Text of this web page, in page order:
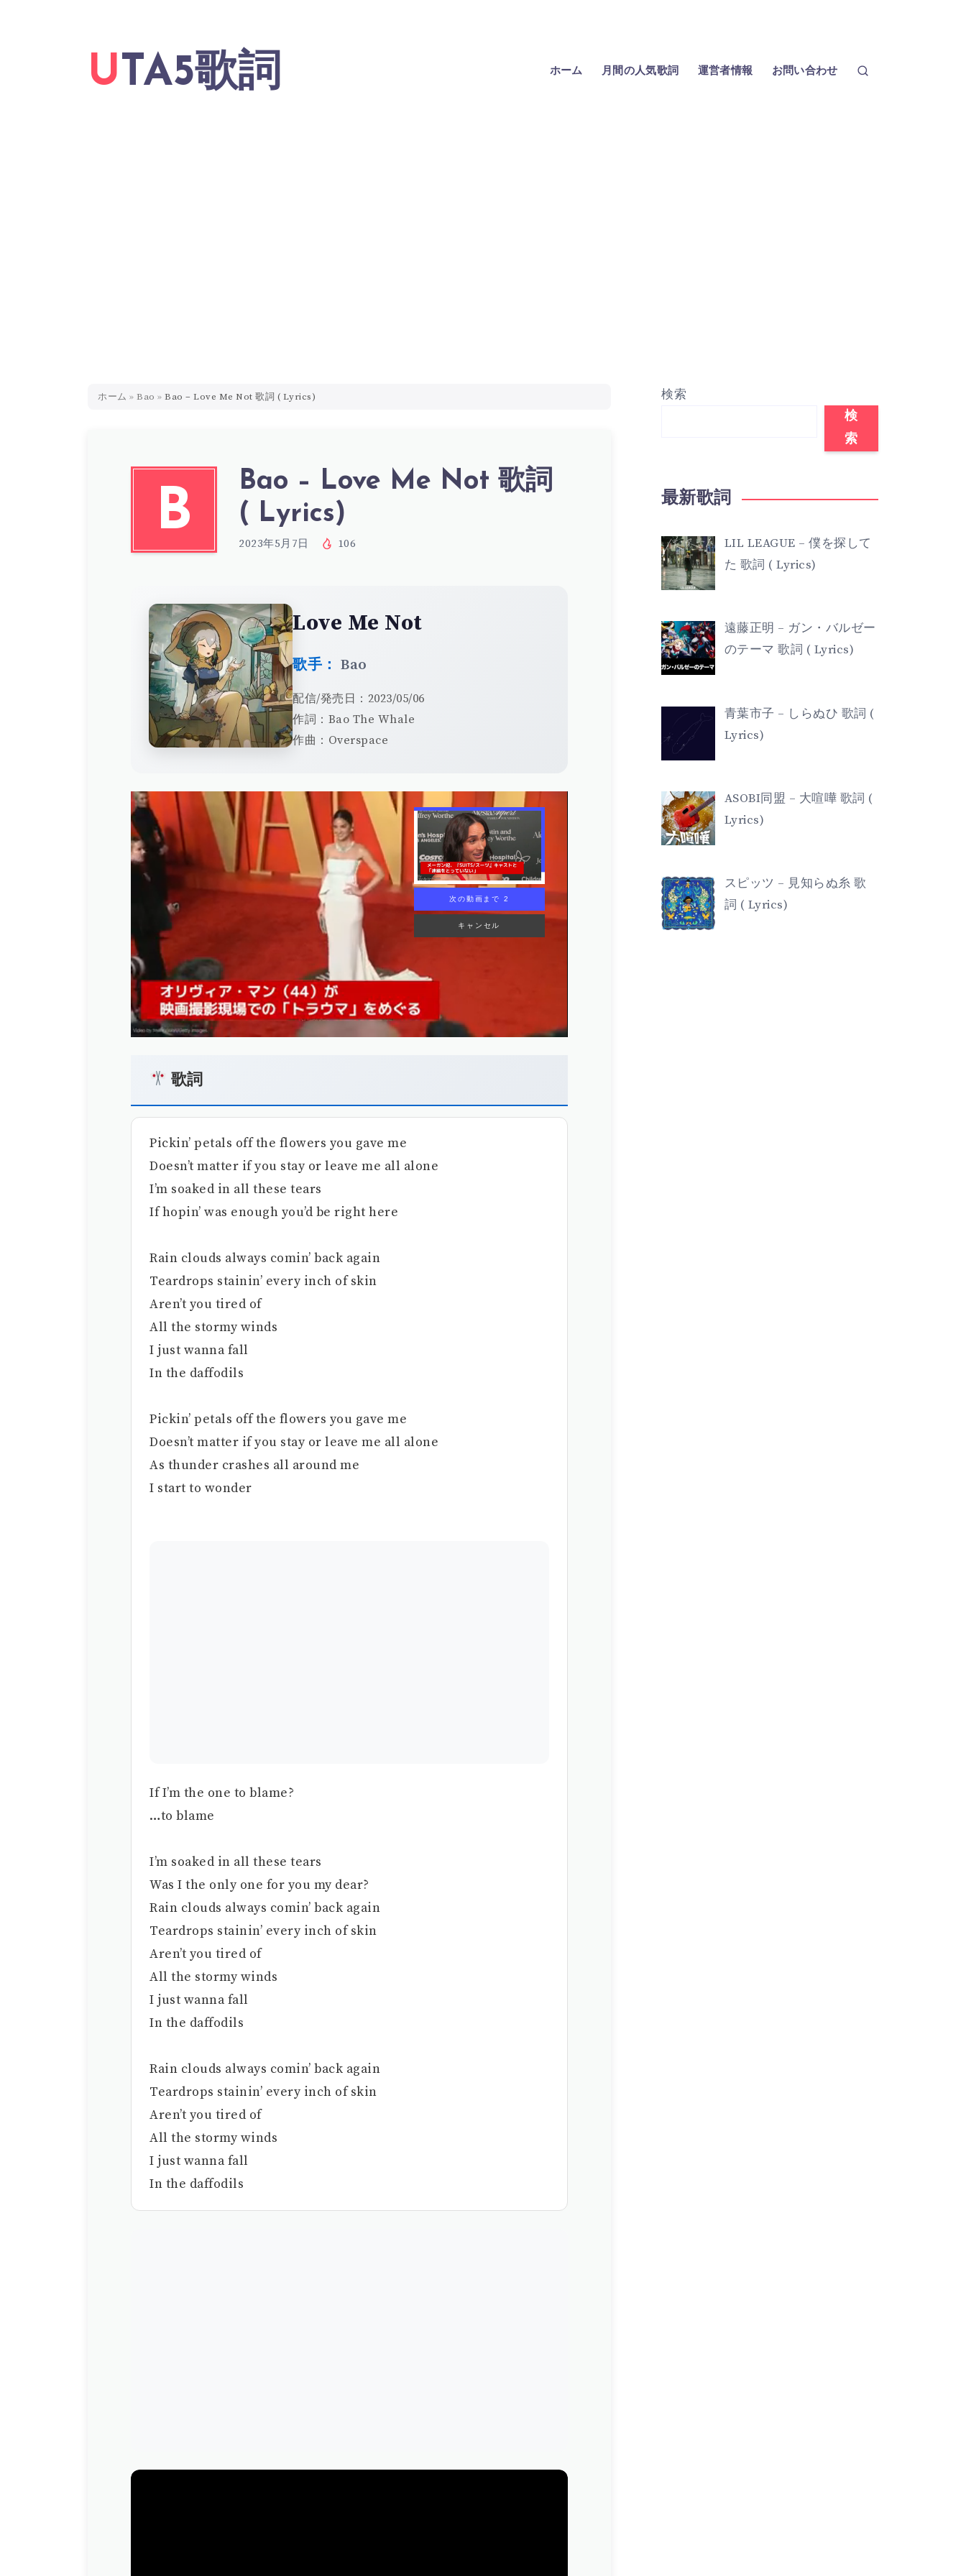
UTA5歌詞 ホーム 月間の人気歌詞 運営者情報 お問い合わせ
ホーム » Bao » Bao – Love Me Not 歌詞 ( Lyrics)
B
Bao – Love Me Not 歌詞
( Lyrics)
2023年5月7日 106
Love Me Not
歌手： Bao
配信/発売日：2023/05/06
作詞：Bao The Whale
作曲：Overspace
次の動画まで 1
キャンセル
歌詞
Pickin’ petals off the flowers you gave me
Doesn’t matter if you stay or leave me all alone
I’m soaked in all these tears
If hopin’ was enough you’d be right here
Rain clouds always comin’ back again
Teardrops stainin’ every inch of skin
Aren’t you tired of
All the stormy winds
I just wanna fall
In the daffodils
Pickin’ petals off the flowers you gave me
Doesn’t matter if you stay or leave me all alone
As thunder crashes all around me
I start to wonder
If I’m the one to blame?
…to blame
I’m soaked in all these tears
Was I the only one for you my dear?
Rain clouds always comin’ back again
Teardrops stainin’ every inch of skin
Aren’t you tired of
All the stormy winds
I just wanna fall
In the daffodils
Rain clouds always comin’ back again
Teardrops stainin’ every inch of skin
Aren’t you tired of
All the stormy winds
I just wanna fall
In the daffodils
検索
検
索
最新歌詞
LIL LEAGUE – 僕を探して
た 歌詞 ( Lyrics)
遠藤正明 – ガン・バルゼー
のテーマ 歌詞 ( Lyrics)
青葉市子 – しらぬひ 歌詞 (
Lyrics)
ASOBI同盟 – 大喧嘩 歌詞 (
Lyrics)
スピッツ – 見知らぬ糸 歌
詞 ( Lyrics)